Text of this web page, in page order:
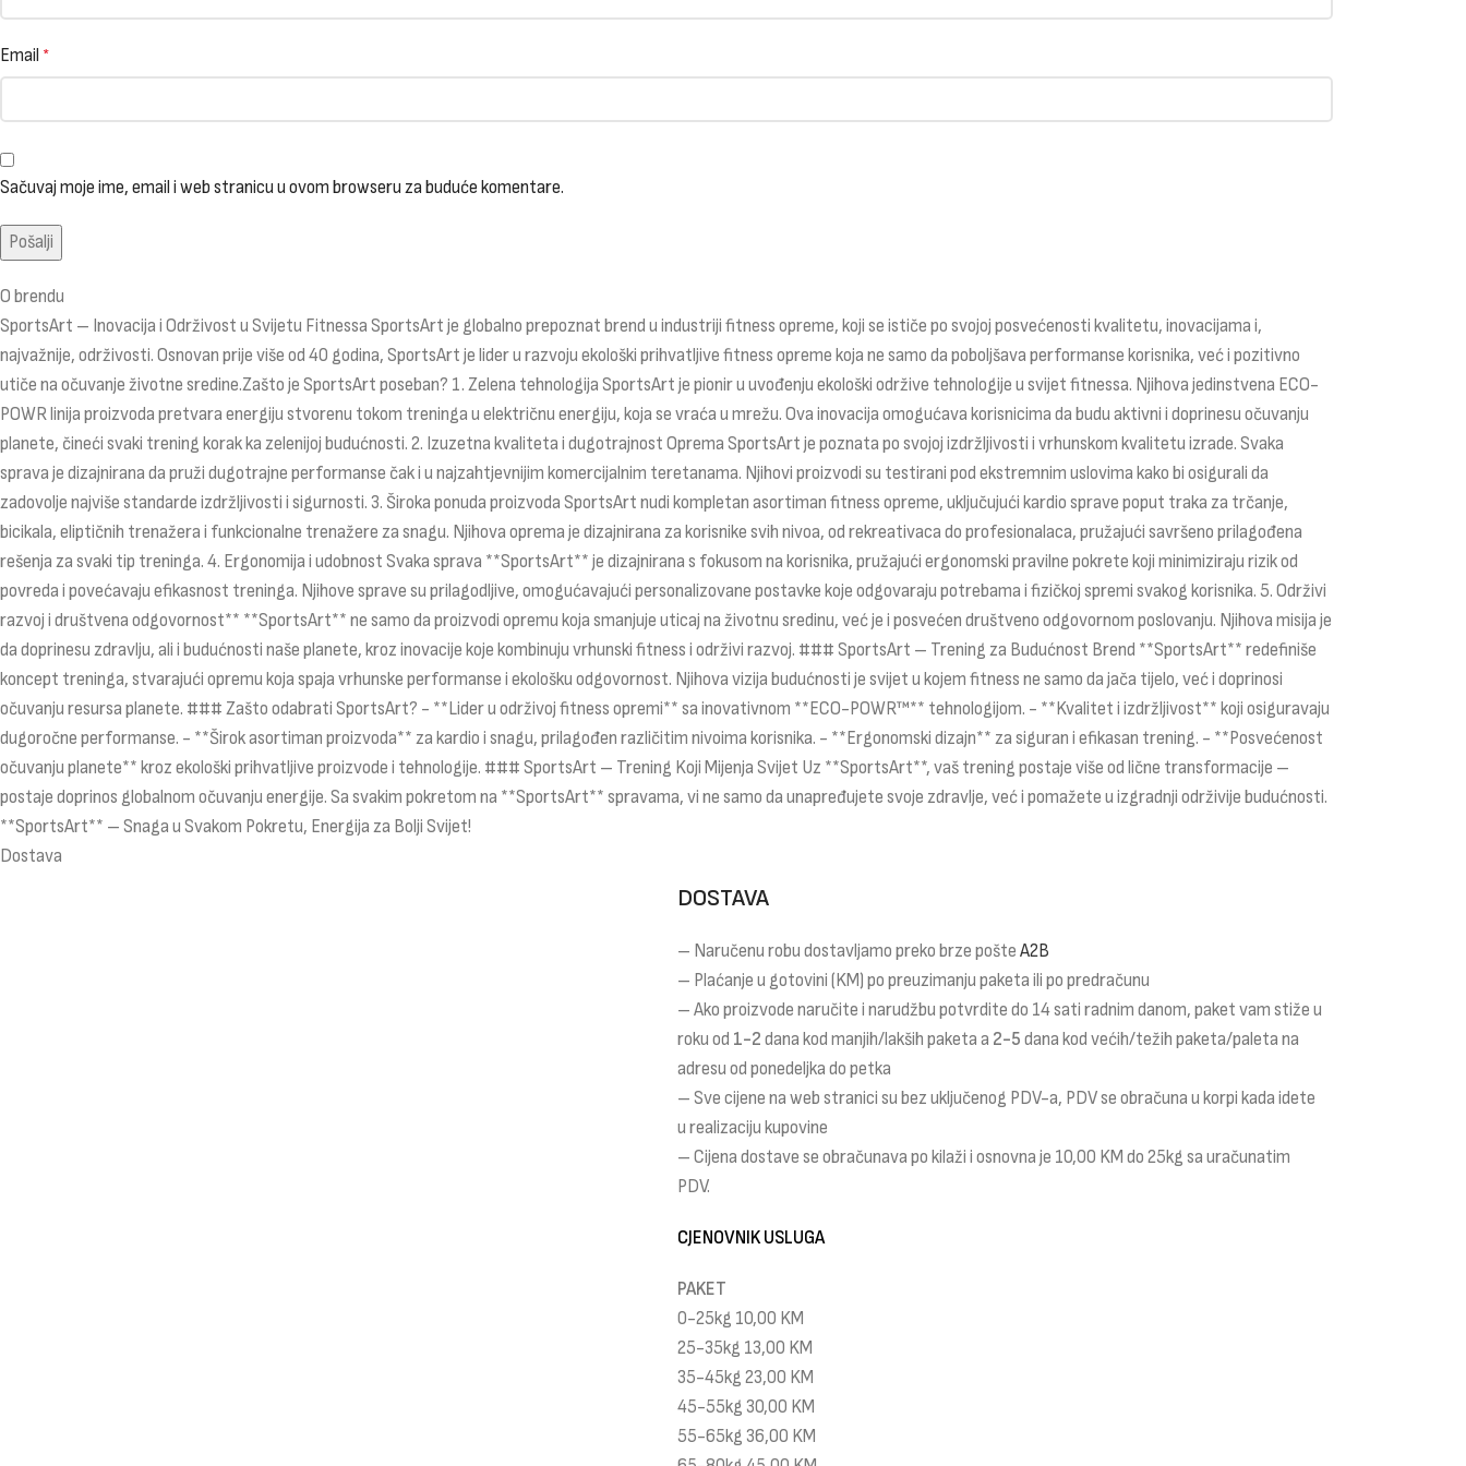
Email *
Sačuvaj moje ime, email i web stranicu u ovom browseru za buduće komentare.
O brendu
SportsArt – Inovacija i Održivost u Svijetu Fitnessa SportsArt je globalno prepoznat brend u industriji fitness opreme, koji se ističe po svojoj posvećenosti kvalitetu, inovacijama i,
najvažnije, održivosti. Osnovan prije više od 40 godina, SportsArt je lider u razvoju ekološki prihvatljive fitness opreme koja ne samo da poboljšava performanse korisnika, već i pozitivno
utiče na očuvanje životne sredine.Zašto je SportsArt poseban? 1. Zelena tehnologija SportsArt je pionir u uvođenju ekološki održive tehnologije u svijet fitnessa. Njihova jedinstvena ECO-
POWR linija proizvoda pretvara energiju stvorenu tokom treninga u električnu energiju, koja se vraća u mrežu. Ova inovacija omogućava korisnicima da budu aktivni i doprinesu očuvanju
planete, čineći svaki trening korak ka zelenijoj budućnosti. 2. Izuzetna kvaliteta i dugotrajnost Oprema SportsArt je poznata po svojoj izdržljivosti i vrhunskom kvalitetu izrade. Svaka
sprava je dizajnirana da pruži dugotrajne performanse čak i u najzahtjevnijim komercijalnim teretanama. Njihovi proizvodi su testirani pod ekstremnim uslovima kako bi osigurali da
zadovolje najviše standarde izdržljivosti i sigurnosti. 3. Široka ponuda proizvoda SportsArt nudi kompletan asortiman fitness opreme, uključujući kardio sprave poput traka za trčanje,
bicikala, eliptičnih trenažera i funkcionalne trenažere za snagu. Njihova oprema je dizajnirana za korisnike svih nivoa, od rekreativaca do profesionalaca, pružajući savršeno prilagođena
rešenja za svaki tip treninga. 4. Ergonomija i udobnost Svaka sprava **SportsArt** je dizajnirana s fokusom na korisnika, pružajući ergonomski pravilne pokrete koji minimiziraju rizik od
povreda i povećavaju efikasnost treninga. Njihove sprave su prilagodljive, omogućavajući personalizovane postavke koje odgovaraju potrebama i fizičkoj spremi svakog korisnika. 5. Održivi
razvoj i društvena odgovornost** **SportsArt** ne samo da proizvodi opremu koja smanjuje uticaj na životnu sredinu, već je i posvećen društveno odgovornom poslovanju. Njihova misija je
da doprinesu zdravlju, ali i budućnosti naše planete, kroz inovacije koje kombinuju vrhunski fitness i održivi razvoj. ### SportsArt – Trening za Budućnost Brend **SportsArt** redefiniše
koncept treninga, stvarajući opremu koja spaja vrhunske performanse i ekološku odgovornost. Njihova vizija budućnosti je svijet u kojem fitness ne samo da jača tijelo, već i doprinosi
očuvanju resursa planete. ### Zašto odabrati SportsArt? - **Lider u održivoj fitness opremi** sa inovativnom **ECO-POWR™** tehnologijom. - **Kvalitet i izdržljivost** koji osiguravaju
dugoročne performanse. - **Širok asortiman proizvoda** za kardio i snagu, prilagođen različitim nivoima korisnika. - **Ergonomski dizajn** za siguran i efikasan trening. - **Posvećenost
očuvanju planete** kroz ekološki prihvatljive proizvode i tehnologije. ### SportsArt – Trening Koji Mijenja Svijet Uz **SportsArt**, vaš trening postaje više od lične transformacije –
postaje doprinos globalnom očuvanju energije. Sa svakim pokretom na **SportsArt** spravama, vi ne samo da unapređujete svoje zdravlje, već i pomažete u izgradnji održivije budućnosti.
**SportsArt** – Snaga u Svakom Pokretu, Energija za Bolji Svijet!
Dostava
DOSTAVA
– Naručenu robu dostavljamo preko brze pošte A2B
– Plaćanje u gotovini (KM) po preuzimanju paketa ili po predračunu
– Ako proizvode naručite i narudžbu potvrdite do 14 sati radnim danom, paket vam stiže u
roku od 1-2 dana kod manjih/lakših paketa a 2-5 dana kod većih/težih paketa/paleta na
adresu od ponedeljka do petka
– Sve cijene na web stranici su bez uključenog PDV-a, PDV se obračuna u korpi kada idete
u realizaciju kupovine
– Cijena dostave se obračunava po kilaži i osnovna je 10,00 KM do 25kg sa uračunatim
PDV.
CJENOVNIK USLUGA
PAKET
0-25kg 10,00 KM
25-35kg 13,00 KM
35-45kg 23,00 KM
45-55kg 30,00 KM
55-65kg 36,00 KM